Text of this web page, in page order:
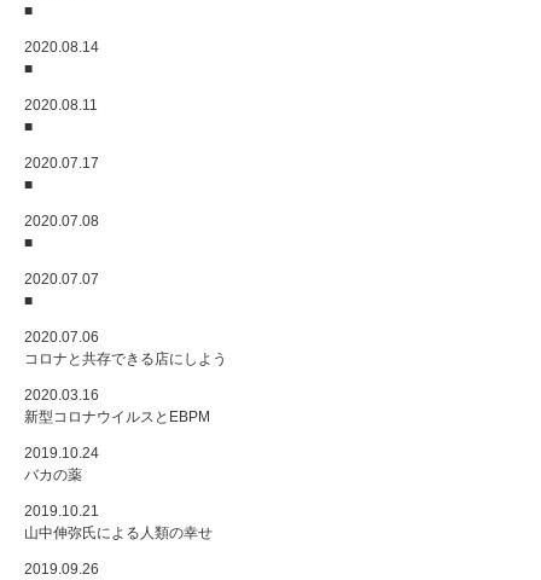
■
2020.08.14
■
2020.08.11
■
2020.07.17
■
2020.07.08
■
2020.07.07
■
2020.07.06
コロナと共存できる店にしよう
2020.03.16
新型コロナウイルスとEBPM
2019.10.24
バカの薬
2019.10.21
山中伸弥氏による人類の幸せ
2019.09.26